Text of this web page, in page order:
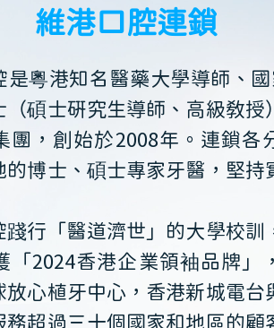
維港口腔連鎖
是粵港知名醫藥大學導師、
（碩士研究生導師、高級教授
團，創始於2008年。連鎖各
的博士、碩士專家牙醫，堅持
踐行「醫道濟世」的大學校訓
「2024香港企業領袖品牌」
放心植牙中心，香港新城電台